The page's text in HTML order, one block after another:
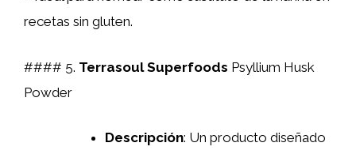
recetas sin gluten.
#### 5. Terrasoul Superfoods Psyllium Husk
Powder
Descripción: Un producto diseñado